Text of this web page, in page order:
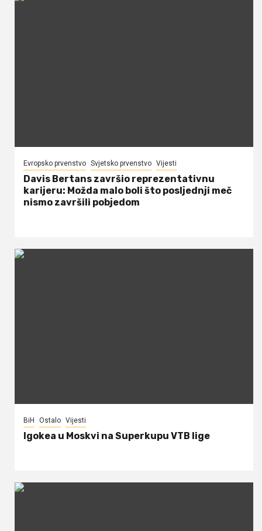
Evropsko prvenstvo Svjetsko prvenstvo Vijesti
Davis Bertans završio reprezentativnu
karijeru: Možda malo boli što posljednji meč
nismo završili pobjedom
BiH Ostalo Vijesti
Igokea u Moskvi na Superkupu VTB lige